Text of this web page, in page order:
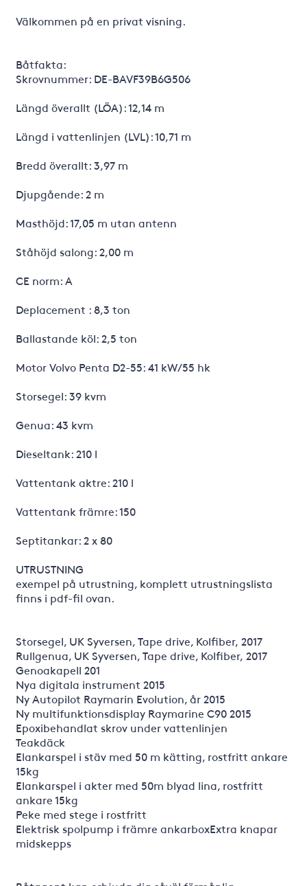
Välkommen på en privat visning.
Båtfakta:
Skrovnummer: DE-BAVF39B6G506
Längd överallt (LÖA): 12,14 m
Längd i vattenlinjen (LVL): 10,71 m
Bredd överallt: 3,97 m
Djupgående: 2 m
Masthöjd: 17,05 m utan antenn
Ståhöjd salong: 2,00 m
CE norm: A
Deplacement : 8,3 ton
Ballastande köl: 2,5 ton
Motor Volvo Penta D2-55: 41 kW/55 hk
Storsegel: 39 kvm
Genua: 43 kvm
Dieseltank: 210 l
Vattentank aktre: 210 l
Vattentank främre: 150
Septitankar: 2 x 80
UTRUSTNING
exempel på utrustning, komplett utrustningslista
finns i pdf-fil ovan.
Storsegel, UK Syversen, Tape drive, Kolfiber, 2017
Rullgenua, UK Syversen, Tape drive, Kolfiber, 2017
Genoakapell 201
Nya digitala instrument 2015
Ny Autopilot Raymarin Evolution, år 2015
Ny multifunktionsdisplay Raymarine C90 2015
Epoxibehandlat skrov under vattenlinjen
Teakdäck
Elankarspel i stäv med 50 m kätting, rostfritt ankare
15kg
Elankarspel i akter med 50m blyad lina, rostfritt
ankare 15kg
Peke med stege i rostfritt
Elektrisk spolpump i främre ankarboxExtra knapar
midskepps